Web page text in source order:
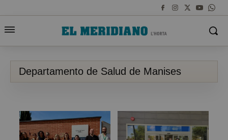
Departamento de Salud de Manises